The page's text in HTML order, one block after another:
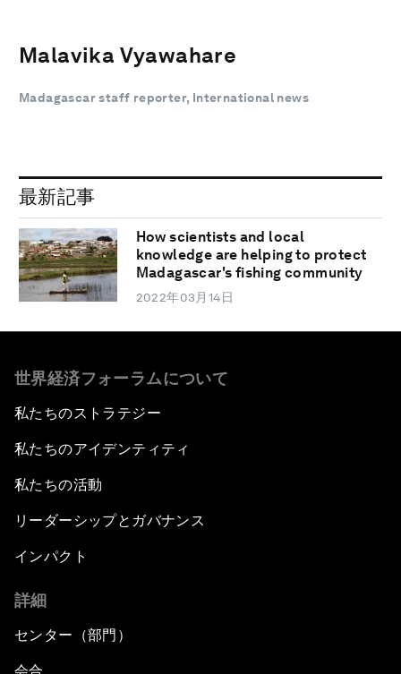
Malavika Vyawahare
Madagascar staff reporter, International news
最新記事
How scientists and local
knowledge are helping to protect
Madagascar's fishing community
2022年03月14日
世界経済フォーラムについて
私たちのストラテジー
私たちのアイデンティティ
私たちの活動
リーダーシップとガバナンス
インパクト
詳細
センター（部門）